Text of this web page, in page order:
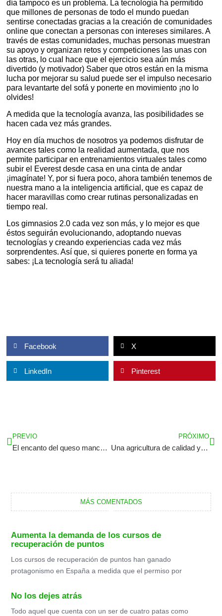
día tampoco es un problema. La tecnología ha permitido
que millones de personas de todo el mundo puedan
sentirse conectadas gracias a la creación de comunidades
online que conectan a personas con intereses similares. A
través de estas comunidades, muchas personas muestran
su apoyo y organizan retos y competiciones las unas con
las otras, lo cual hace que el ejercicio sea aún más
divertido (y motivador) Saber que otros están en la misma
lucha por mejorar su salud puede ser el impulso necesario
para levantarte del sofá y ponerte en movimiento ¡no lo
olvides!
A medida que la tecnología avanza, las posibilidades se
hacen cada vez más grandes.
Hoy en día muchos de nosotros ya podemos disfrutar de
avances tales como la realidad aumentada, que nos
permite participar en entrenamientos virtuales tales como
subir el Everest desde casa en una cinta de andar
¡imagínate! Y, por si fuera poco, ahora también tenemos de
nuestra mano a la inteligencia artificial, que es capaz de
hacer maravillas como crear rutinas personalizadas en
tiempo real.
Los gimnasios 2.0 cada vez son más, y lo mejor es que
éstos seguirán evolucionando, adoptando nuevas
tecnologías y creando experiencias cada vez más
sorprendentes. Así que, si quieres ponerte en forma ya
sabes: ¡La tecnología será tu aliada!
Facebook X
LinkedIn Pinterest
PREVIO
El encanto del queso manchego artesanal y su impacto en el medioambiente
PRÓXIMO
Una agricultura de calidad y respetuosa con el medioambiente sí es posible.
MÁS COMENTADOS
Aumenta la demanda de los cursos de
recuperación de puntos
Los cursos de recuperación de puntos han ganado
protagonismo en España a medida que el permiso por
No los dejes atrás
Todo aquel que cuenta con un ser de cuatro patas como